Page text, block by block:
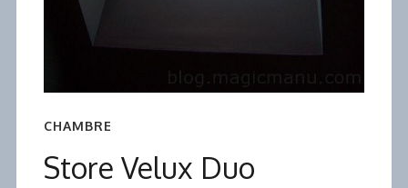
CHAMBRE
Store Velux Duo